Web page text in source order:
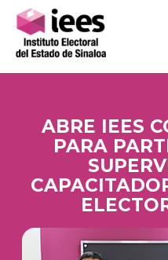
ABRE IEES
PARA